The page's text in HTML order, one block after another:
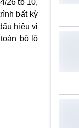
26 tổ 10,
bất kỳ
hiệu vi
bộ lô